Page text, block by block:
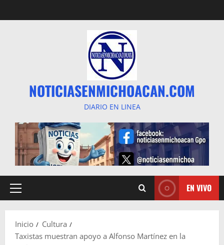
al
NOTICIASENMICHOACAN.COM
DIARIO EN LINEA
Menú
EN VIVO
Inicio
Cultura
Taxistas muestran apoyo a Alfonso Martínez en la